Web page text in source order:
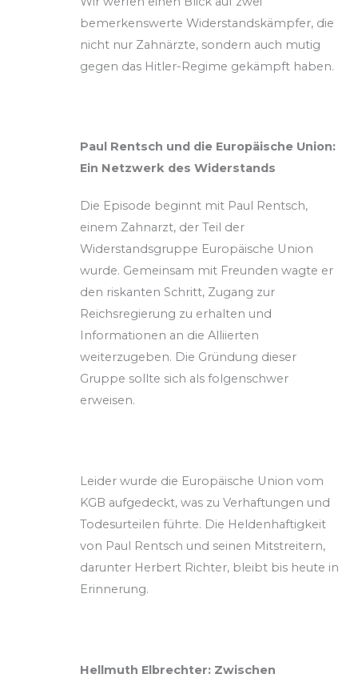
bemerkenswerte Widerstandskämpfer, die
nicht nur Zahnärzte, sondern auch mutig
gegen das Hitler-Regime gekämpft haben.
Paul Rentsch und die Europäische Union:
Ein Netzwerk des Widerstands
Die Episode beginnt mit Paul Rentsch,
einem Zahnarzt, der Teil der
Widerstandsgruppe Europäische Union
wurde. Gemeinsam mit Freunden wagte er
den riskanten Schritt, Zugang zur
Reichsregierung zu erhalten und
Informationen an die Alliierten
weiterzugeben. Die Gründung dieser
Gruppe sollte sich als folgenschwer
erweisen.
Leider wurde die Europäische Union vom
KGB aufgedeckt, was zu Verhaftungen und
Todesurteilen führte. Die Heldenhaftigkeit
von Paul Rentsch und seinen Mitstreitern,
darunter Herbert Richter, bleibt bis heute in
Erinnerung.
Hellmuth Elbrechter: Zwischen